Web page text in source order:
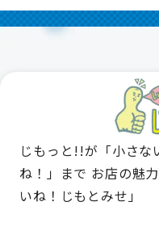
じもっと!!が「小さな
ね！」まで お店の魅
いね！じもとみせ」